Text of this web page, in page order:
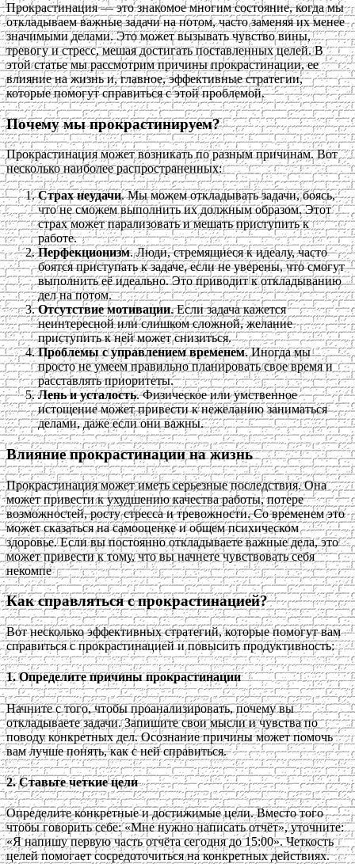
Прокрастинация — это знакомое многим состояние, когда мы
откладываем важные задачи на потом, часто заменяя их менее
значимыми делами. Это может вызывать чувство вины,
тревогу и стресс, мешая достигать поставленных целей. В
этой статье мы рассмотрим причины прокрастинации, ее
влияние на жизнь и, главное, эффективные стратегии,
которые помогут справиться с этой проблемой.
Почему мы прокрастинируем?
Прокрастинация может возникать по разным причинам. Вот
несколько наиболее распространенных:
Страх неудачи. Мы можем откладывать задачи, боясь,
что не сможем выполнить их должным образом. Этот
страх может парализовать и мешать приступить к
работе.
Перфекционизм. Люди, стремящиеся к идеалу, часто
боятся приступать к задаче, если не уверены, что смогут
выполнить её идеально. Это приводит к откладыванию
дел на потом.
Отсутствие мотивации. Если задача кажется
неинтересной или слишком сложной, желание
приступить к ней может снизиться.
Проблемы с управлением временем. Иногда мы
просто не умеем правильно планировать свое время и
расставлять приоритеты.
Лень и усталость. Физическое или умственное
истощение может привести к нежеланию заниматься
делами, даже если они важны.
Влияние прокрастинации на жизнь
Прокрастинация может иметь серьезные последствия. Она
может привести к ухудшению качества работы, потере
возможностей, росту стресса и тревожности. Со временем это
может сказаться на самооценке и общем психическом
здоровье. Если вы постоянно откладываете важные дела, это
может привести к тому, что вы начнете чувствовать себя
некомпе
Как справляться с прокрастинацией?
Вот несколько эффективных стратегий, которые помогут вам
справиться с прокрастинацией и повысить продуктивность:
1.Определите причины прокрастинации
Начните с того, чтобы проанализировать, почему вы
откладываете задачи. Запишите свои мысли и чувства по
поводу конкретных дел. Осознание причины может помочь
вам лучше понять, как с ней справиться.
2.Ставьте четкие цели
Определите конкретные и достижимые цели. Вместо того
чтобы говорить себе: «Мне нужно написать отчёт», уточните:
«Я напишу первую часть отчёта сегодня до 15:00». Четкость
целей помогает сосредоточиться на конкретных действиях.